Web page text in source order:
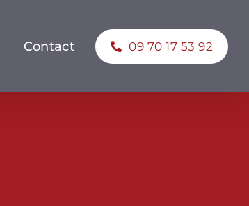
Contact 09 70 17 53 92